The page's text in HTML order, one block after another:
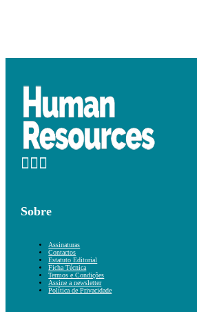
Sobre
Assinaturas
Contactos
Estatuto Editorial
Ficha Técnica
Termos e Condições
Assine a newsletter
Política de Privacidade